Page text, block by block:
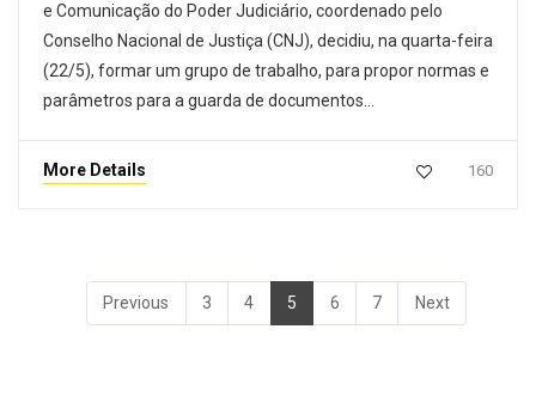
e Comunicação do Poder Judiciário, coordenado pelo
Conselho Nacional de Justiça (CNJ), decidiu, na quarta-feira
(22/5), formar um grupo de trabalho, para propor normas e
parâmetros para a guarda de documentos…
More Details 160
Previous 3 4 5 6 7 Next